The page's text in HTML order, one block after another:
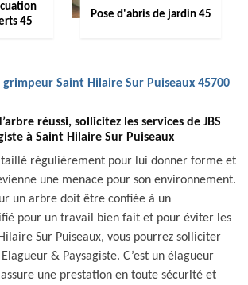
45
Pose d'abris de jardin 45
Saint Hilaire Sur Puiseaux 45700
réussi, sollicitez les services de JBS
à Saint Hilaire Sur Puiseaux
régulièrement pour lui donner forme et
une menace pour son environnement.
un arbre doit être confiée à un
pour un travail bien fait et pour éviter les
Sur Puiseaux, vous pourrez solliciter
Elagueur & Paysagiste. C’est un élagueur
une prestation en toute sécurité et